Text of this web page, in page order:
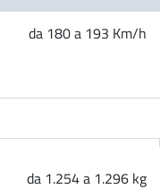
da 180 a 193 Km/h
da 1.254 a 1.296 kg